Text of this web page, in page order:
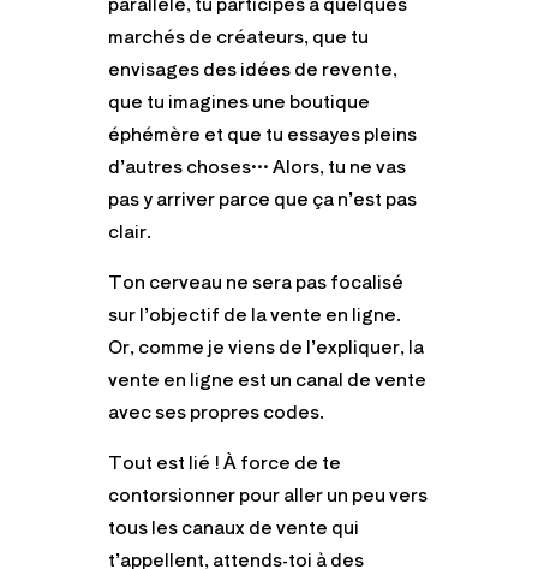
marchés de créateurs, que tu
envisages des idées de revente,
que tu imagines une boutique
éphémère et que tu essayes pleins
d’autres choses… Alors, tu ne vas
pas y arriver parce que ça n’est pas
clair.
Ton cerveau ne sera pas focalisé
sur l’objectif de la vente en ligne.
Or, comme je viens de l’expliquer, la
vente en ligne est un canal de vente
avec ses propres codes.
Tout est lié ! À force de te
contorsionner pour aller un peu vers
tous les canaux de vente qui
t’appellent, attends-toi à des